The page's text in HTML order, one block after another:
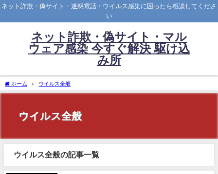
ネット詐欺・偽サイト・迷惑電話・ウイルス感染に困ったら相談してくださ
い
ネット詐欺・偽サイト・マル
ウェア感染 今すぐ解決 駆け込
み所
ホーム ウイルス全般
ウイルス全般
ウイルス全般の記事一覧